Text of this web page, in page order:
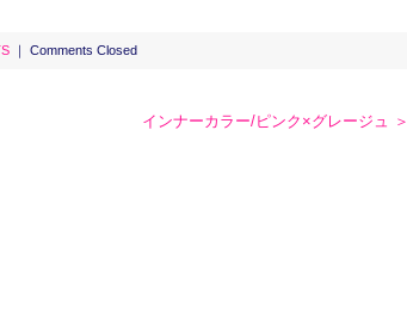
｜ Comments Closed
インナーカラー/ピンク×グレージュ ＞